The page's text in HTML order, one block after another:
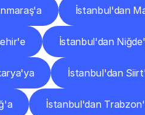
İstanbul'dan
İstanbul'dan
İstanbul'dan
İstanbul'dan